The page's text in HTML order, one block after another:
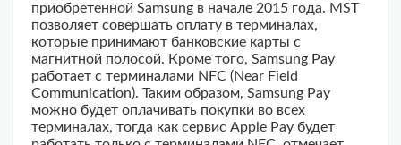
приобретенной Samsung в начале 2015 года. MST
позволяет совершать оплату в терминалах,
которые принимают банковские карты с
магнитной полосой. Кроме того, Samsung Pay
работает с терминалами NFC (Near Field
Communication). Таким образом, Samsung Pay
можно будет оплачивать покупки во всех
терминалах, тогда как сервис Apple Pay будет